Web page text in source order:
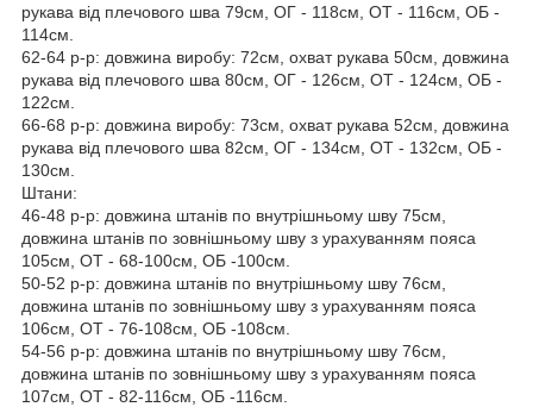
рукава від плечового шва 79см, ОГ - 118см, ОТ - 116см, ОБ -
114см.
62-64 р-р: довжина виробу: 72см, охват рукава 50см, довжина
рукава від плечового шва 80см, ОГ - 126см, ОТ - 124см, ОБ -
122см.
66-68 р-р: довжина виробу: 73см, охват рукава 52см, довжина
рукава від плечового шва 82см, ОГ - 134см, ОТ - 132см, ОБ -
130см.
Штани:
46-48 р-р: довжина штанів по внутрішньому шву 75см,
довжина штанів по зовнішньому шву з урахуванням пояса
105см, ОТ - 68-100см, ОБ -100см.
50-52 р-р: довжина штанів по внутрішньому шву 76см,
довжина штанів по зовнішньому шву з урахуванням пояса
106см, ОТ - 76-108см, ОБ -108см.
54-56 р-р: довжина штанів по внутрішньому шву 76см,
довжина штанів по зовнішньому шву з урахуванням пояса
107см, ОТ - 82-116см, ОБ -116см.